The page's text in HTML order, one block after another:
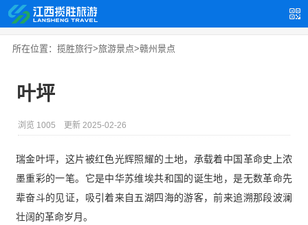
所在位置： 揽胜旅行>旅游景点>赣州景点
叶坪
浏览 1005 更新 2025-02-26
瑞金叶坪，这片被红色光辉照耀的土地，承载着中国革命史上浓
墨重彩的一笔。它是中华苏维埃共和国的诞生地，是无数革命先
辈奋斗的见证，吸引着来自五湖四海的游客，前来追溯那段波澜
壮阔的革命岁月。